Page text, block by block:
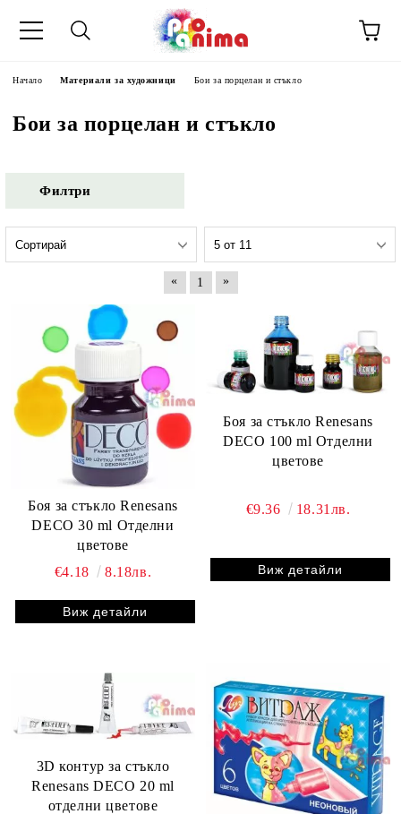
Начало Материали за художници Бои за порцелан и стъкло
Бои за порцелан и стъкло
Филтри
« 1 »
Боя за стъкло Renesans
DECO 30 ml Отделни
цветове
€4.18
8.18лв.
Виж детайли
Боя за стъкло Renesans
DECO 100 ml Отделни
цветове
€9.36 18.31лв.
Виж детайли
3D контур за стъкло
Renesans DECO 20 ml
отделни цветове